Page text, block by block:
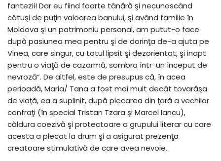
fantezii! Dar eu fiind foarte tânără şi necunoscând
câtuşi de puţin valoarea banului, şi având familie în
Moldova şi un patrimoniu personal, am putut-o face
după pasiunea mea pentru şi de dorinţa de-a ajuta pe
Vinea, care singur, cu totul lipsit şi dezorientat, şi inapt
pentru o viaţă de cazarmă, sombra într-un început de
nevroză”. De altfel, este de presupus că, în acea
perioadă, Maria/ Tana a fost mai mult decât tovarăşa
de viaţă, ea a suplinit, după plecarea din ţară a vechilor
confraţi (în special Tristan Tzara şi Marcel Iancu),
căldura coezivă şi protectoare a grupului literar cu care
acesta a plecat la drum şi a asigurat prezenţa
creatoare stimulativă de care avea nevoie.